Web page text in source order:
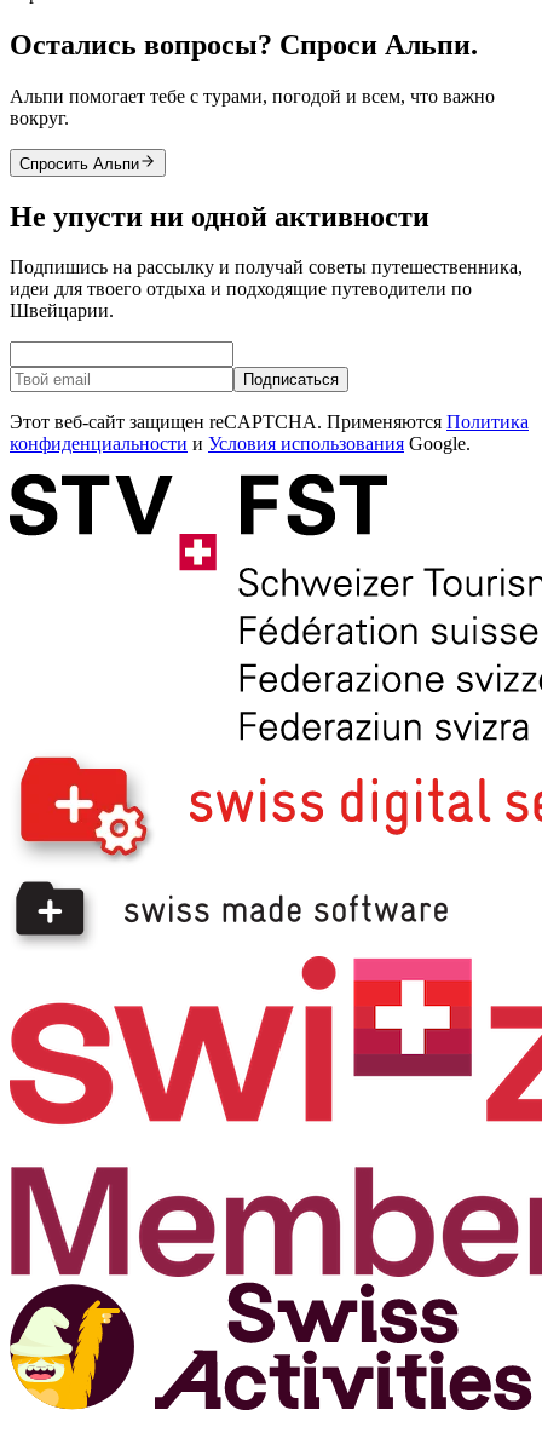
Остались вопросы? Спроси Альпи.
Альпи помогает тебе с турами, погодой и всем, что важно
вокруг.
Спросить Альпи
Не упусти ни одной активности
Подпишись на рассылку и получай советы путешественника,
идеи для твоего отдыха и подходящие путеводители по
Швейцарии.
Подписаться
Этот веб-сайт защищен reCAPTCHA. Применяются Политика
конфиденциальности и Условия использования Google.